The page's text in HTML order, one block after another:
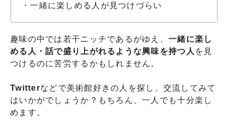
・一緒に楽しめる人が見つけづらい
趣味の中では若干ニッチであるがゆえ、一緒に楽し
める人・話で盛り上がれるような興味を持つ人 を見
つけるのに苦労するかもしれません。
Twitterなどで美術館好きの人を探し、交流してみて
はいかがでしょうか？もちろん、一人でも十分楽し
めます。